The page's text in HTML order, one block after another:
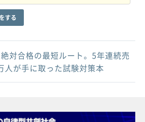
する
対合格の最短ルート。5年連続売
人が手に取った試験対策本